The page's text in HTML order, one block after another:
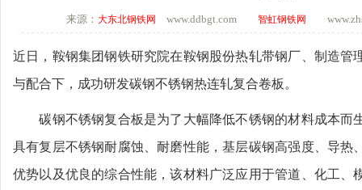
来源：大东北钢铁网 www.ddbgt.com智虹钢铁网
近日，鞍钢集团钢铁研究院在鞍钢股份热轧带钢厂、制造管
与配合下，成功研发碳钢不锈钢热连轧复合卷板。
碳钢不锈钢复合板是为了大幅降低不锈钢的材料成本而
具有复层不锈钢耐腐蚀、耐磨性能，基层碳钢高强度、导热
优势以及优良的综合性能，该材料广泛应用于管道、化工、